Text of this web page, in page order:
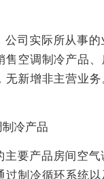
公司实际所从事
售空调制冷产品
无新增非主营业
制冷产品
主要产品房间空
过制冷循环系统